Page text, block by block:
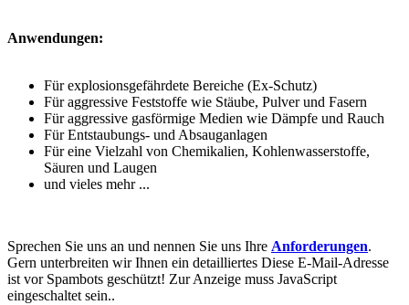
Anwendungen:
Für explosionsgefährdete Bereiche (Ex-Schutz)
Für aggressive Feststoffe wie Stäube, Pulver und Fasern
Für aggressive gasförmige Medien wie Dämpfe und Rauch
Für Entstaubungs- und Absauganlagen
Für eine Vielzahl von Chemikalien, Kohlenwasserstoffe,
Säuren und Laugen
und vieles mehr ...
Sprechen Sie uns an und nennen Sie uns Ihre Anforderungen.
Gern unterbreiten wir Ihnen ein detailliertes Diese E-Mail-Adresse
ist vor Spambots geschützt! Zur Anzeige muss JavaScript
eingeschaltet sein..